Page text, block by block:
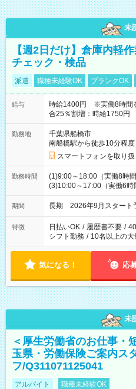
未
【週2日だけ】倉庫内軽
チェック・検品
派遣 職種未経験OK ブランクOK
給与
時給1400円 ※実働8時間
合25％割増：時給1750円
勤務地
千葉県船橋市
南船橋駅から徒歩10分程度
スマートフォンを取り
勤務時間
(1)9:00～18:00（実働8時
(3)10:00～17:00（実働6
期間 長期 2026年9月スタート
特徴 日払いOK / 履歴書不要 /
シフト勤務 / 10名以上の大
気になる！ 応
未
＜厚生労働省のお仕事・
玉県・労働保険ご案内ス
フ/Q311071125041
アルバイト 職種未経験OK